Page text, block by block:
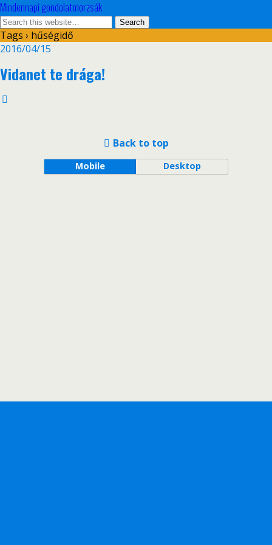
Mindennapi gondolatmorzsák
Tags › hűségidő
2016/04/15
Vidanet te drága!
Back to top
Mobile Desktop